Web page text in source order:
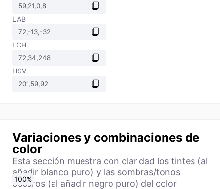
LAB
LCH
HSV
Variaciones y combinaciones de
color
Esta sección muestra con claridad los tintes (al
añadir blanco puro) y las sombras/tonos
oscuros (al añadir negro puro) del color
0%
10%
20%
30%
40%
50%
60%
70%
80%
90%
100%